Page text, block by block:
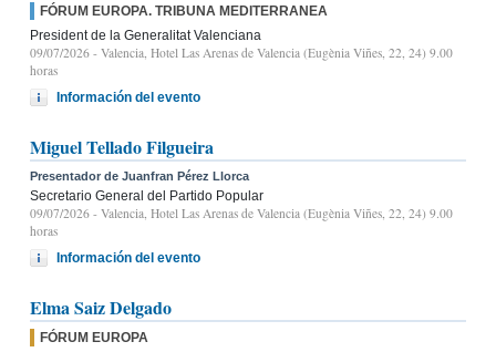
FÓRUM EUROPA. TRIBUNA MEDITERRANEA
President de la Generalitat Valenciana
09/07/2026 - Valencia, Hotel Las Arenas de Valencia (Eugènia Viñes, 22, 24) 9.00
horas
Información del evento
Miguel Tellado Filgueira
Presentador de Juanfran Pérez Llorca
Secretario General del Partido Popular
09/07/2026 - Valencia, Hotel Las Arenas de Valencia (Eugènia Viñes, 22, 24) 9.00
horas
Información del evento
Elma Saiz Delgado
FÓRUM EUROPA